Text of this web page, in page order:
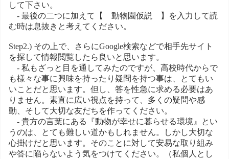
して下さい。
- 最後の二つに加えて【 動物園仮説 】を入力して読
む時は息抜きと考えてください。
Step2.) その上で、さらにGoogle検索などで相手先サイト
を探して情報閲覧したら良いと思います。
- 私もざっと目を通してみたのですが、高校時代からで
も様々な事に興味を持ったり疑問を持つ事は、とてもい
いことだと思います。但し、答を性急に求める必要はあ
りません。素直に広い視点を持って、多くの疑問や感
動、そして大切な友だちを作ってください。
- 貴方の言葉にある『動物が幸せに暮らせる環境』とい
うのは、とても難しい道かもしれません。しかし大切な
心掛けだと思います。そのことに対して安易な取り組み
や答に陥らないよう気をつけてください。（私個人とし